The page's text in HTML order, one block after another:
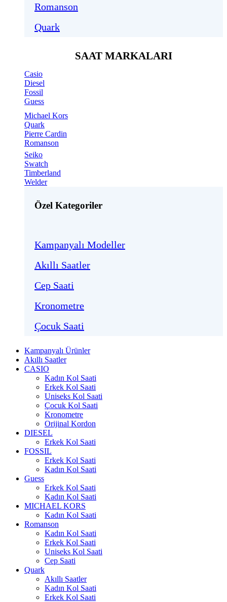
Romanson
Quark
SAAT MARKALARI
Casio
Diesel
Fossil
Guess
Michael Kors
Quark
Pierre Cardin
Romanson
Seiko
Swatch
Timberland
Welder
Özel Kategoriler
Kampanyalı Modeller
Akıllı Saatler
Cep Saati
Kronometre
Çocuk Saati
Kampanyalı Ürünler
Akıllı Saatler
CASIO
Kadın Kol Saati
Erkek Kol Saati
Uniseks Kol Saati
Çocuk Kol Saati
Kronometre
Orijinal Kordon
DIESEL
Erkek Kol Saati
FOSSIL
Erkek Kol Saati
Kadın Kol Saati
Guess
Erkek Kol Saati
Kadın Kol Saati
MICHAEL KORS
Kadın Kol Saati
Romanson
Kadın Kol Saati
Erkek Kol Saati
Uniseks Kol Saati
Cep Saati
Quark
Akıllı Saatler
Kadın Kol Saati
Erkek Kol Saati